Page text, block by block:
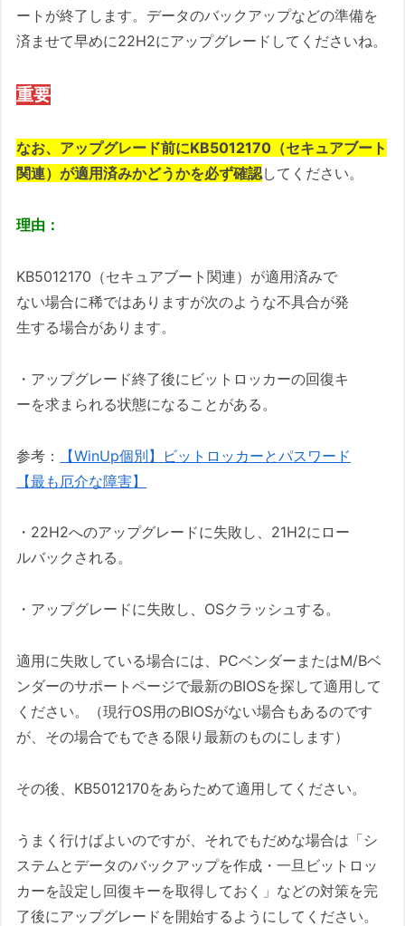
ートが終了します。データのバックアップなどの準備を
済ませて早めに22H2にアップグレードしてくださいね。
重要
なお、アップグレード前にKB5012170（セキュアブート
関連）が適用済みかどうかを必ず確認してください。
理由：
KB5012170（セキュアブート関連）が適用済みで
ない場合に稀ではありますが次のような不具合が発
生する場合があります。
・アップグレード終了後にビットロッカーの回復キ
ーを求まられる状態になることがある。
参考：
【WinUp個別】ビットロッカーとパスワード
【最も厄介な障害】
・22H2へのアップグレードに失敗し、21H2にロー
ルバックされる。
・アップグレードに失敗し、OSクラッシュする。
適用に失敗している場合には、PCベンダーまたはM/Bベ
ンダーのサポートページで最新のBIOSを探して適用して
ください。（現行OS用のBIOSがない場合もあるのです
が、その場合でもできる限り最新のものにします）
その後、KB5012170をあらためて適用してください。
うまく行けばよいのですが、それでもだめな場合は「シ
ステムとデータのバックアップを作成・一旦ビットロッ
カーを設定し回復キーを取得しておく」などの対策を完
了後にアップグレードを開始するようにしてください。